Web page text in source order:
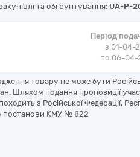
та обґрунтування: UA-P-
Період
з 01-04-
по 06-04-
товару не може бути
Шляхом подання пропозиції
з Російської Федерації,
постанови КМУ № 822